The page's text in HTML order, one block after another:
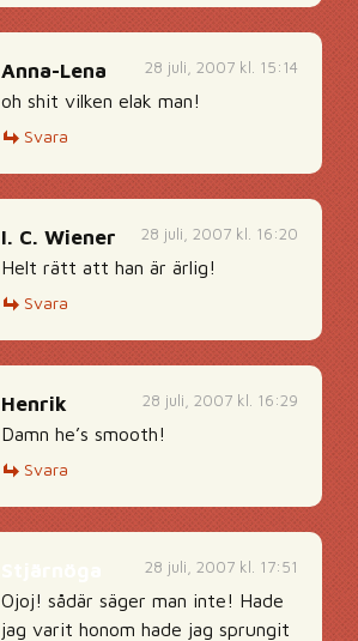
28 juli, 2007 kl. 15:14
Anna-Lena
oh shit vilken elak man!
Svara
28 juli, 2007 kl. 16:20
I. C. Wiener
Helt rätt att han är ärlig!
Svara
28 juli, 2007 kl. 16:29
Henrik
Damn he’s smooth!
Svara
28 juli, 2007 kl. 17:51
Ojoj! sådär säger man inte! Hade
jag varit honom hade jag sprungit